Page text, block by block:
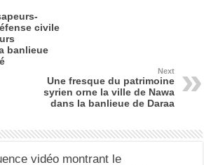
civile
banlieue
Next
Une fresque du patrimoine
syrien orne la ville de Nawa
dans la banlieue de Daraa
vidéo montrant le